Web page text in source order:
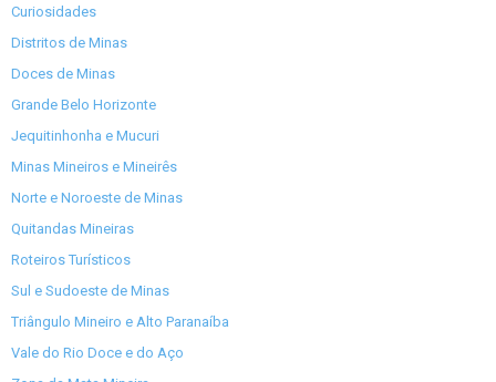
Curiosidades
Distritos de Minas
Doces de Minas
Grande Belo Horizonte
Jequitinhonha e Mucuri
Minas Mineiros e Mineirês
Norte e Noroeste de Minas
Quitandas Mineiras
Roteiros Turísticos
Sul e Sudoeste de Minas
Triângulo Mineiro e Alto Paranaíba
Vale do Rio Doce e do Aço